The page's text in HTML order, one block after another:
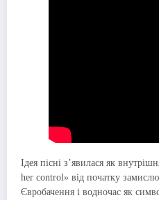
Ідея пісні з’явилася як
her control» від початку
Євробачення і водночас як